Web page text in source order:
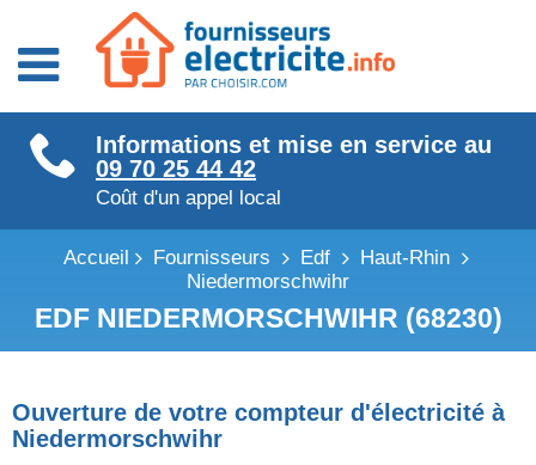
Fournisseurs énergie
Fournisseurs électricité
Fournisseurs gaz
Informations et mise en service au
09 70 25 44 42
Coût d'un appel local
Accueil Fournisseurs Edf
Haut-Rhin
Niedermorschwihr
EDF NIEDERMORSCHWIHR (68230)
Ouverture de votre compteur d'électricité à
Niedermorschwihr